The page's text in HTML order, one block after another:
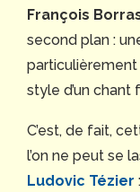
François
second plan :
style d’un chant
C’est, de fait,
l’on ne peut se
Ludovic Tézier